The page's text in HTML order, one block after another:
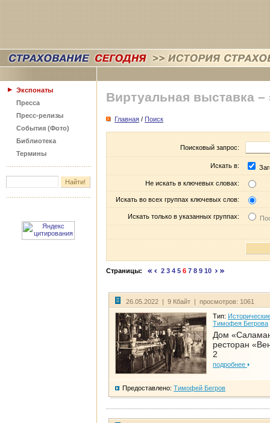
Экспонаты
Пресса
Пресс-релизы
События (Фото)
Библиотека
Термины
Виртуальная выставка –
Главная / Поиск
Поисковый запрос:
Искать в:
Не искать в ключевых словах:
Искать во всех группах ключевых слов:
Искать только в указанных группах:
Страницы: 2 3 4 5 6 7 8 9 10
26.05.2022 | 9 Кбайт | просмотров: 1061
Тип:
Тимофея Бегрова
Дом
ресторан
2
подробнее
Предоставлено: Тимофей Бегров